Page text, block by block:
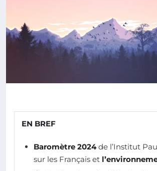
EN BREF
Baromètre 2024de l’Institut
sur les Français et